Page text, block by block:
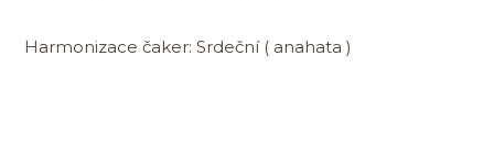
Harmonizace čaker: Srdeční ( anahata )